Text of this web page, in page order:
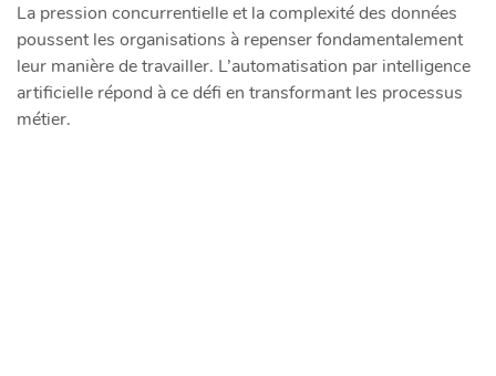
La pression concurrentielle et la complexité des données
poussent les organisations à repenser fondamentalement
leur manière de travailler. L’automatisation par intelligence
artificielle répond à ce défi en transformant les processus
métier.